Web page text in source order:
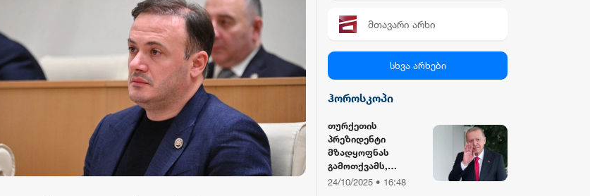
მთავარი არხი
პალიტრა News
სილქ უნივერსალი
TV პირველი
სხვა არხები
ჰოროსკოპი
თურქეთის
პრეზიდენტი
მზადყოფნას
გამოთქვამს,
რუსეთისა და აშშ-
24/10/2025 • 16:48